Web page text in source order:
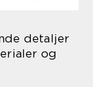
detaljer
og